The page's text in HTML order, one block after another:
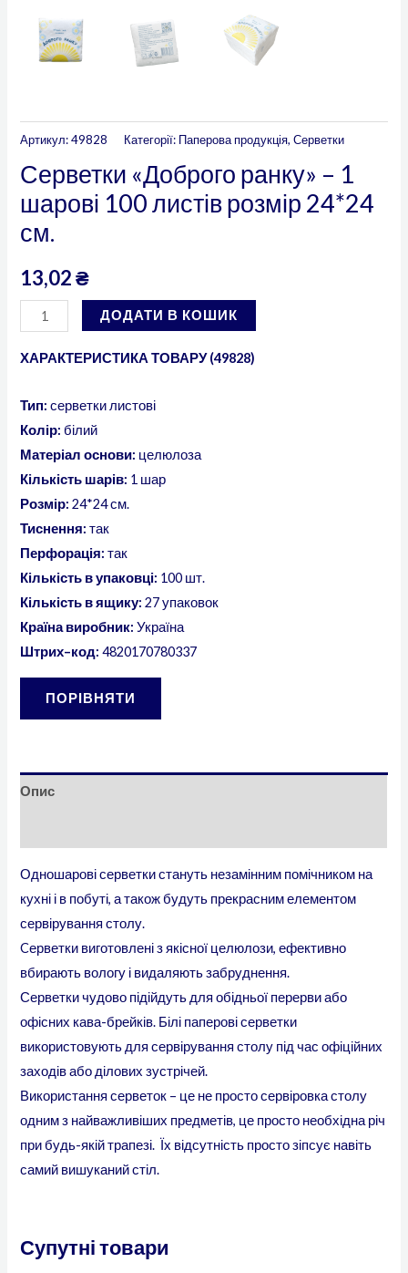
Артикул:49828 Категорії: Паперова продукція,Серветки
Серветки «Доброго ранку» – 1
шарові 100 листів розмір 24*24
см.
13,02₴
ДОДАТИ В КОШИК
ХАРАКТЕРИСТИКА ТОВАРУ (49828)
Тип:серветки листові
Колір:білий
Матеріал основи: целюлоза
Кількість шарів: 1 шар
Розмір:24*24 см.
Тиснення: так
Перфорація: так
Кількість в упаковці: 100 шт.
Кількість в ящику:27 упаковок
Країна виробник:Україна
Штрих–код: 4820170780337
ПОРІВНЯТИ
Опис
Одношарові серветки стануть незамінним помічником на
кухні і в побуті, а також будуть прекрасним елементом
сервірування столу.
Cерветки виготовлені з якісної целюлози, ефективно
вбирають вологу і видаляють забруднення.
Серветки чудово підійдуть для обідньої перерви або
офісних кава-брейків. Білі паперові серветки
використовують для сервірування столу під час офіційних
заходів або ділових зустрічей.
Використання серветок – це не просто сервіровка столу
одним з найважливіших предметів, це просто необхідна річ
при будь-якій трапезі. Їх відсутність просто зіпсує навіть
самий вишуканий стіл.
Супутні товари